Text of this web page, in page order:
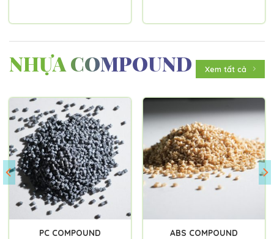
NHỰA COMPOUND Xem tất cả
PC COMPOUND ABS COMPOUND